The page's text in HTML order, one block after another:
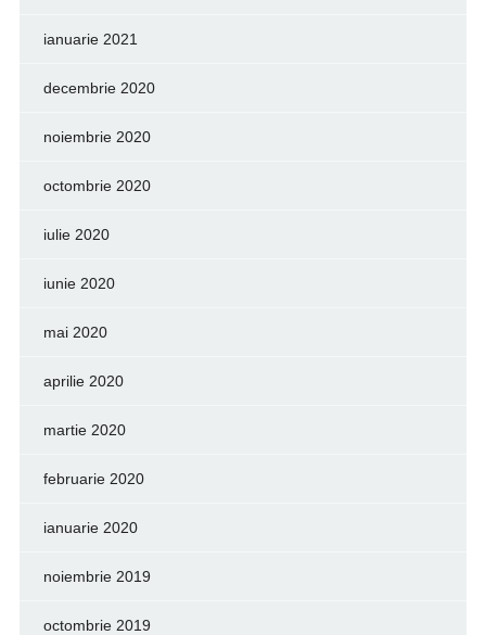
ianuarie 2021
decembrie 2020
noiembrie 2020
octombrie 2020
iulie 2020
iunie 2020
mai 2020
aprilie 2020
martie 2020
februarie 2020
ianuarie 2020
noiembrie 2019
octombrie 2019